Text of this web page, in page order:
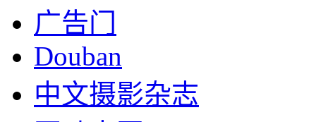
广告门
Douban
中文摄影杂志